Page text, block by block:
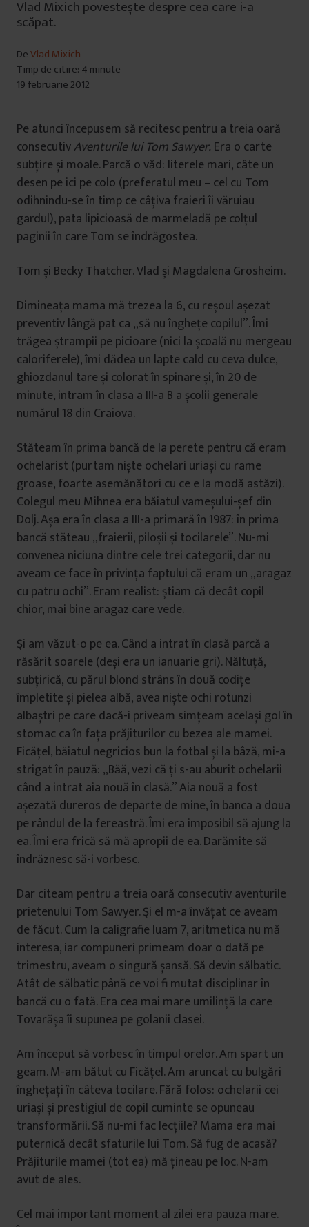
Vlad Mixich povestește despre cea care i-a
scăpat.
DeVlad Mixich
Timp de citire: 4 minute
19 februarie 2012
Pe atunci începusem să recitesc pentru a treia oară
consecutivAventurile lui Tom Sawyer. Era o carte
subțire și moale. Parcă o văd: literele mari, câte un
desen pe ici pe colo (preferatul meu – cel cu Tom
odihnindu-se în timp ce câțiva fraieri îi văruiau
gardul), pata lipicioasă de marmeladă pe colțul
paginii în care Tom se îndrăgostea.
Tom și Becky Thatcher. Vlad și Magdalena Grosheim.
Dimineața mama mă trezea la 6, cu reșoul așezat
preventiv lângă pat ca „să nu înghețe copilul”. Îmi
trăgea ștrampii pe picioare (nici la școală nu mergeau
caloriferele), îmi dădea un lapte cald cu ceva dulce,
ghiozdanul tare și colorat în spinare și, în 20 de
minute, intram în clasa a III-a B a școlii generale
numărul 18 din Craiova.
Stăteam în prima bancă de la perete pentru că eram
ochelarist (purtam niște ochelari uriași cu rame
groase, foarte asemănători cu ce e la modă astăzi).
Colegul meu Mihnea era băiatul vameșului-șef din
Dolj. Așa era în clasa a III-a primară în 1987: în prima
bancă stăteau „fraierii, piloșii și tocilarele”. Nu-mi
convenea niciuna dintre cele trei categorii, dar nu
aveam ce face în privința faptului că eram un „aragaz
cu patru ochi”. Eram realist: știam că decât copil
chior, mai bine aragaz care vede.
Şi am văzut-o pe ea. Când a intrat în clasă parcă a
răsărit soarele (deși era un ianuarie gri). Năltuță,
subțirică, cu părul blond strâns în două codițe
împletite și pielea albă, avea niște ochi rotunzi
albaștri pe care dacă-i priveam simțeam același gol în
stomac ca în fața prăjiturilor cu bezea ale mamei.
Ficățel, băiatul negricios bun la fotbal și la bâză, mi-a
strigat în pauză: „Băă, vezi că ți s-au aburit ochelarii
când a intrat aia nouă în clasă.” Aia nouă a fost
așezată dureros de departe de mine, în banca a doua
pe rândul de la fereastră. Îmi era imposibil să ajung la
ea. Îmi era frică să mă apropii de ea. Darămite să
îndrăznesc să-i vorbesc.
Dar citeam pentru a treia oară consecutiv aventurile
prietenului Tom Sawyer. Şi el m-a învățat ce aveam
de făcut. Cum la caligrafie luam 7, aritmetica nu mă
interesa, iar compuneri primeam doar o dată pe
trimestru, aveam o singură șansă. Să devin sălbatic.
Atât de sălbatic până ce voi fi mutat disciplinar în
bancă cu o fată. Era cea mai mare umilință la care
Tovarășa îi supunea pe golanii clasei.
Am început să vorbesc în timpul orelor. Am spart un
geam. M-am bătut cu Ficățel. Am aruncat cu bulgări
înghețați în câteva tocilare. Fără folos: ochelarii cei
uriași și prestigiul de copil cuminte se opuneau
transformării. Să nu-mi fac lecțiile? Mama era mai
puternică decât sfaturile lui Tom. Să fug de acasă?
Prăjiturile mamei (tot ea) mă țineau pe loc. N-am
avut de ales.
Cel mai important moment al zilei era pauza mare.